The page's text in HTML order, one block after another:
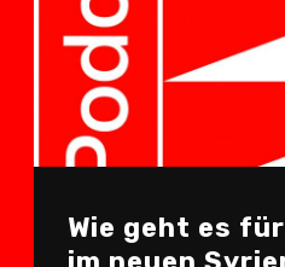
Wie geht es